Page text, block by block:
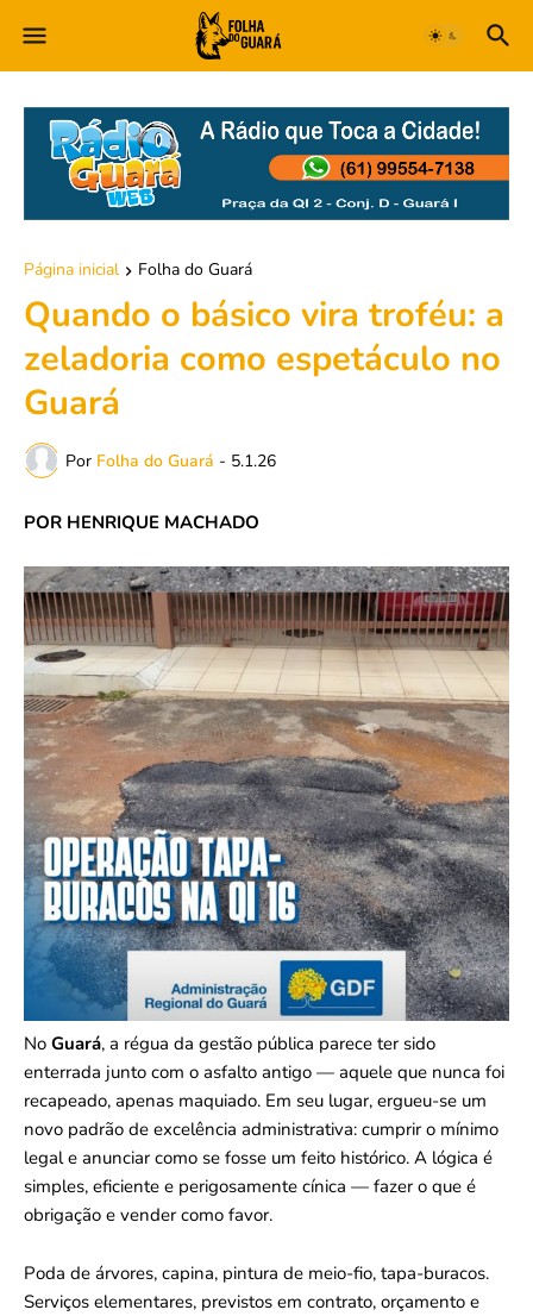
Página inicial Folha do Guará
Quando o básico vira troféu: a
zeladoria como espetáculo no
Guará
Por Folha do Guará - 5.1.26
POR HENRIQUE MACHADO
No Guará, a régua da gestão pública parece ter sido
enterrada junto com o asfalto antigo — aquele que nunca foi
recapeado, apenas maquiado. Em seu lugar, ergueu-se um
novo padrão de excelência administrativa: cumprir o mínimo
legal e anunciar como se fosse um feito histórico. A lógica é
simples, eficiente e perigosamente cínica — fazer o que é
obrigação e vender como favor.
Poda de árvores, capina, pintura de meio-fio, tapa-buracos.
Serviços elementares, previstos em contrato, orçamento e